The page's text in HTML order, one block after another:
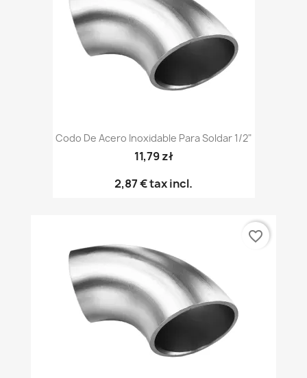
Codo De Acero Inoxidable Para Soldar 1/2"
11,79 zł
2,87 €tax incl.
favorite_border